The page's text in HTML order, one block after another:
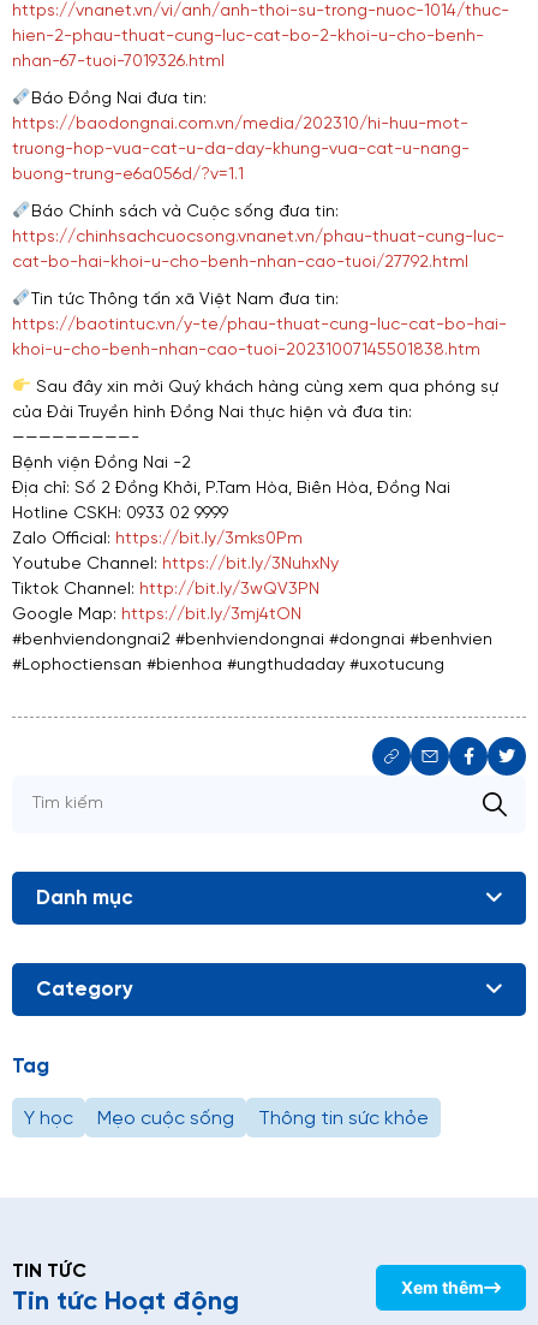
https://vnanet.vn/vi/anh/anh-thoi-su-trong-nuoc-1014/thuc-
hien-2-phau-thuat-cung-luc-cat-bo-2-khoi-u-cho-benh-
nhan-67-tuoi-7019326.html
Báo Đồng Nai đưa tin:
https://baodongnai.com.vn/media/202310/hi-huu-mot-
truong-hop-vua-cat-u-da-day-khung-vua-cat-u-nang-
buong-trung-e6a056d/?v=1.1
Báo Chính sách và Cuộc sống đưa tin:
https://chinhsachcuocsong.vnanet.vn/phau-thuat-cung-luc-
cat-bo-hai-khoi-u-cho-benh-nhan-cao-tuoi/27792.html
Tin tức Thông tấn xã Việt Nam đưa tin:
https://baotintuc.vn/y-te/phau-thuat-cung-luc-cat-bo-hai-
khoi-u-cho-benh-nhan-cao-tuoi-20231007145501838.htm
Sau đây xin mời Quý khách hàng cùng xem qua phóng sự
của Đài Truyền hình Đồng Nai thực hiện và đưa tin:
—————————-
Bệnh viện Đồng Nai -2
Địa chỉ: Số 2 Đồng Khởi, P.Tam Hòa, Biên Hòa, Đồng Nai
Hotline CSKH: 0933 02 9999
Zalo Official: https://bit.ly/3mks0Pm
Youtube Channel: https://bit.ly/3NuhxNy
Tiktok Channel: http://bit.ly/3wQV3PN
Google Map: https://bit.ly/3mj4tON
#benhviendongnai2 #benhviendongnai #dongnai #benhvien
#Lophoctiensan #bienhoa #ungthudaday #uxotucung
Danh mục
Category
Tag
Y học Mẹo cuộc sống Thông tin sức khỏe
TIN TỨC
Tin tức Hoạt động
Xem thêm